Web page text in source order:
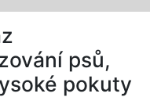
psů,
pokuty